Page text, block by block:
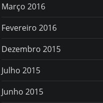
Março 2016
Fevereiro 2016
Dezembro 2015
Julho 2015
Junho 2015